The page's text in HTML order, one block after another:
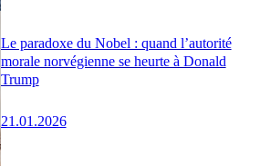
Le paradoxe du Nobel : quand l’autorité
morale norvégienne se heurte à Donald
Trump
21.01.2026